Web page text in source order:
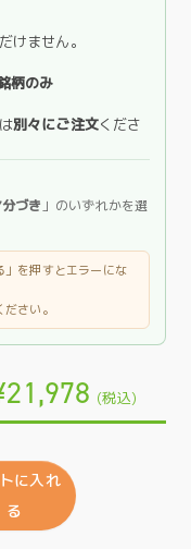
けません。
柄のみ
別々にご注文くださ
づき 」のいずれかを選
を押すとエラーにな
さい。
(税込)
に入れ
る